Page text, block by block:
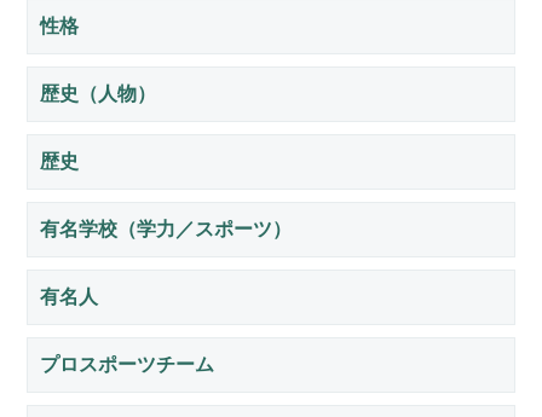
性格
歴史（人物）
歴史
有名学校（学力／スポーツ）
有名人
プロスポーツチーム